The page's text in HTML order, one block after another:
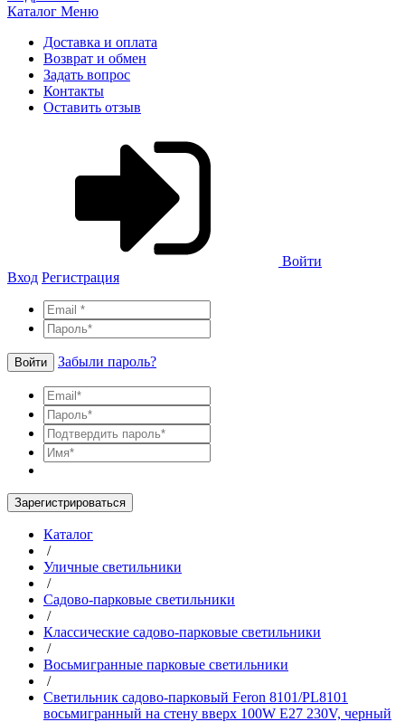
Каталог Меню
Доставка и оплата
Возврат и обмен
Задать вопрос
Контакты
Оставить отзыв
Войти
Вход Регистрация
Войти Забыли пароль?
Зарегистрироваться
Каталог
/
Уличные светильники
/
Садово-парковые светильники
/
Классические садово-парковые светильники
/
Восьмигранные парковые светильники
/
Светильник садово-парковый Feron 8101/PL8101
восьмигранный на стену вверх 100W E27 230V, черный